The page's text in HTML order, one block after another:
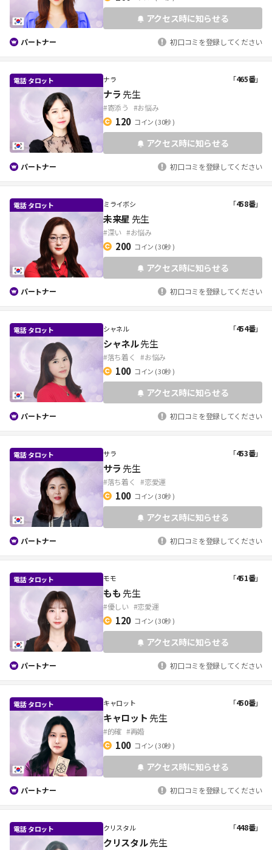
アクセス時に知らせる
パートナー 初口コミを登録してください
「465番」
ナラ
ナラ 先生
#寄添う #お悩み
120 コイン ( 30秒 )
アクセス時に知らせる
パートナー 初口コミを登録してください
「458番」
ミライボシ
未来星 先生
#深い #お悩み
200 コイン ( 30秒 )
アクセス時に知らせる
パートナー 初口コミを登録してください
「454番」
シャネル
シャネル先生
#落ち着く #お悩み
100 コイン ( 30秒 )
アクセス時に知らせる
パートナー 初口コミを登録してください
「453番」
サラ
サラ 先生
#落ち着く #恋愛運
100 コイン ( 30秒 )
アクセス時に知らせる
パートナー 初口コミを登録してください
「451番」
モモ
もも 先生
#優しい #恋愛運
120 コイン ( 30秒 )
アクセス時に知らせる
パートナー 初口コミを登録してください
「450番」
キャロット
キャロット 先生
#的確 #再婚
100 コイン ( 30秒 )
アクセス時に知らせる
パートナー 初口コミを登録してください
「448番」
クリスタル
クリスタル先生